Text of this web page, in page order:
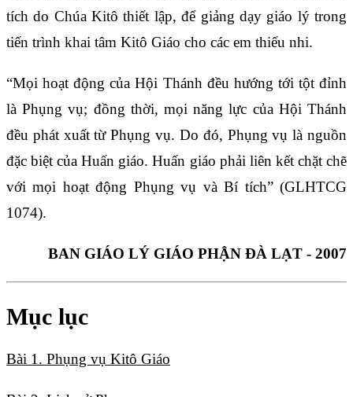
tích do Chúa Kitô thiết lập, để giảng dạy giáo lý trong
tiến trình khai tâm Kitô Giáo cho các em thiếu nhi.
“Mọi hoạt động của Hội Thánh đều hướng tới tột đỉnh
là Phụng vụ; đồng thời, mọi năng lực của Hội Thánh
đều phát xuất từ Phụng vụ. Do đó, Phụng vụ là nguồn
đặc biệt của Huấn giáo. Huấn giáo phải liên kết chặt chẽ
với mọi hoạt động Phụng vụ và Bí tích” (GLHTCG
1074).
BAN GIÁO LÝ GIÁO PHẬN ĐÀ LẠT - 2007
Mục lục
Bài 1. Phụng vụ Kitô Giáo